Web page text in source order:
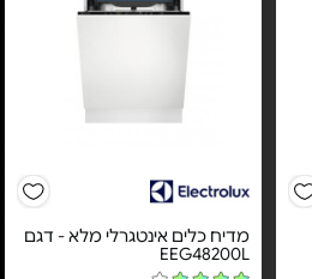
מדיח כלים אינטגרלי מלא - דגם
EEG48200L